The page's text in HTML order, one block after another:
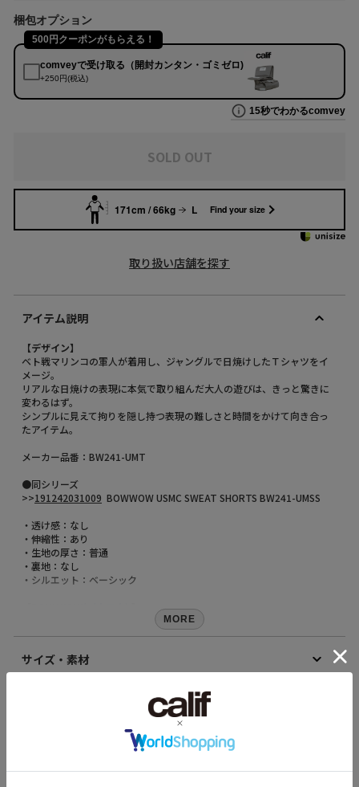
SOLD OUT
171cm / 66kg L Find your size
取り扱い店舗を探す
アイテム説明
【デザイン】
ベト戦マリンコの軍人が着用し、ジャングルで日焼けしたＴシャツをイ
メージ。
リアルな日焼けの表現に本気で取り組んだ大人の遊びは、きっと驚きに
変わるはず。
シンプルに見えて拘りを隠し持つ表現の難しさと時間をかけて向き合っ
たアイテム。
メーカー品番：BW241-UMT
●同シリーズ
>>191242031009 BOWWOW USMC SWEAT SHORTS BW241-UMSS
・透け感：なし
・伸縮性：あり
・生地の厚さ：普通
・裏地：なし
・シルエット：ベーシック
様々なカルチャーが交わり、多くのファッションが生まれた90年代。日
本のファッションで後にも先にも、その時ほどのパワーが溢れる時代は
体現していくブランド「BOW WOW」。自身が経験してきた背景、その
時代を反映するオマージュ物や、リメイク物、作り込んだ物を得意とし
愛嬌ある服作りをする。表現する者としての追求、探究心は今後も間違
いなく絶える事はない。ブランドコンセプトは、DIGGIN IN THE
【Styles（スタイルス）】
完売カラーは「再入荷」登録がオススメ！
MORE
サイズ・素材
171cm 66kgRecommended
Find out more on your body type